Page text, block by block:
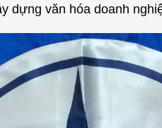
dựng văn hóa doanh